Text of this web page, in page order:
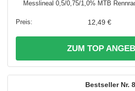
Messlineal 0,5/0,75/1,0% MTB
12,49 €
ZUM TOP
8